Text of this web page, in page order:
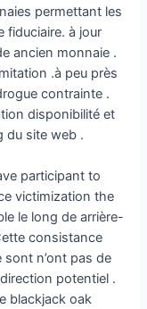
permettant les
fiduciaire. à jour
ancien monnaie .
.à peu près
contrainte .
disponibilité et
du site web .
participant to
victimization the
le long de arrière-
consistance
n’ont pas de
potentiel .
blackjack oak